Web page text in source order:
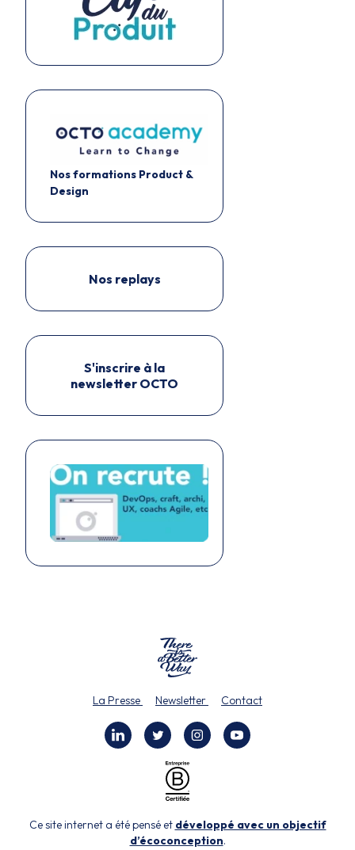
Nos formations Product &
Design
Nos replays
S'inscrire à la
newsletter OCTO
La Presse Newsletter Contact
Ce site internet a été pensé et développé avec un objectif
d’écoconception.